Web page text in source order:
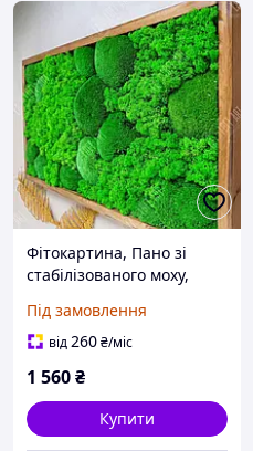
Фітокартина, Пано зі
стабілізованого моху,
мохом, Стабілізований
мох Ягель в рамі, Панно із
Під замовлення
від260₴/міс
1 560₴
Купити